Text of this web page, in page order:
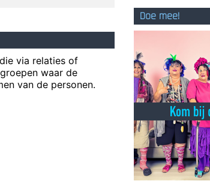
Decca Recording Company
via relaties of
waar de
van de personen.
Doe mee!